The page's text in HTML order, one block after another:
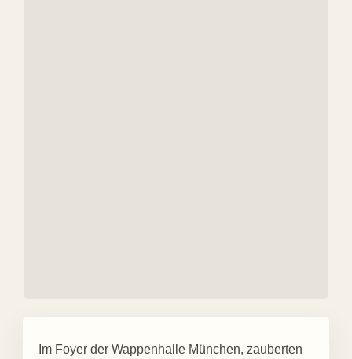
Im Foyer der Wappenhalle München, zauberten